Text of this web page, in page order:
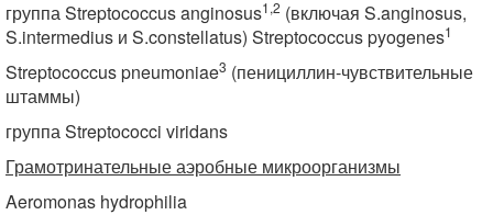
группа Streptococcus anginosus1,2 (включая S.anginosus,
S.intermedius и S.constellatus) Streptococcus pyogenes1
Streptococcus pneumoniae3 (пенициллин-чувствительные
штаммы)
группа Streptococci viridans
Грамотринательные аэробные микроорганизмы
Aeromonas hydrophilia